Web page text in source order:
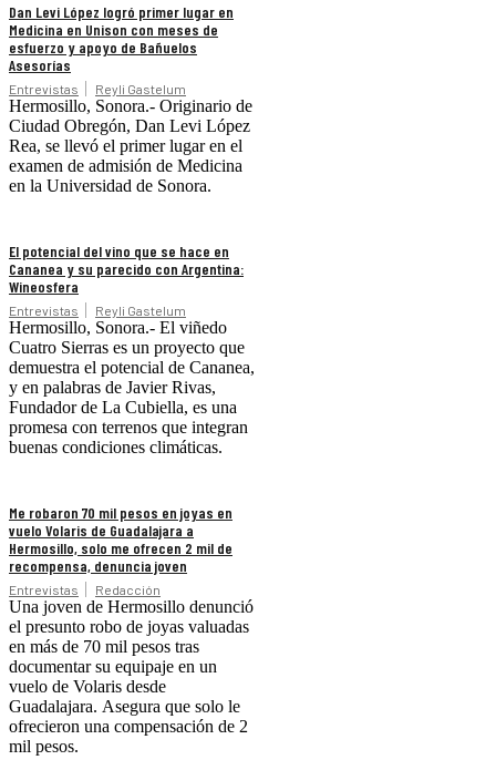
Dan Levi López logró primer lugar en
Medicina en Unison con meses de
esfuerzo y apoyo de Bañuelos
Asesorías
Entrevistas Reyli Gastelum
Hermosillo, Sonora.- Originario de
Ciudad Obregón, Dan Levi López
Rea, se llevó el primer lugar en el
examen de admisión de Medicina
en la Universidad de Sonora.
El potencial del vino que se hace en
Cananea y su parecido con Argentina:
Wineosfera
Entrevistas Reyli Gastelum
Hermosillo, Sonora.- El viñedo
Cuatro Sierras es un proyecto que
demuestra el potencial de Cananea,
y en palabras de Javier Rivas,
Fundador de La Cubiella, es una
promesa con terrenos que integran
buenas condiciones climáticas.
Me robaron 70 mil pesos en joyas en
vuelo Volaris de Guadalajara a
Hermosillo, solo me ofrecen 2 mil de
recompensa, denuncia joven
Entrevistas Redacción
Una joven de Hermosillo denunció
el presunto robo de joyas valuadas
en más de 70 mil pesos tras
documentar su equipaje en un
vuelo de Volaris desde
Guadalajara. Asegura que solo le
ofrecieron una compensación de 2
mil pesos.